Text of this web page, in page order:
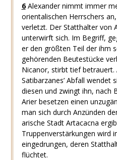
6Alexander nimmt immer
orientalischen Herrschers
verletzt. Der Statthalter von
unterwirft sich. Im Begriff,
er den größten Teil der ihm
gehörenden Beutestücke
Nicanor, stirbt tief betrauert.
Satibarzanes’ Abfall wendet
diesen und zwingt ihn, nach
Arier besetzen einen
man sich durch Anzünden
arische Stadt Artacacna
Truppenverstärkungen wird
eingedrungen, deren
flüchtet.